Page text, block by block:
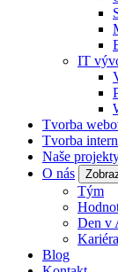
IT
Tvorba
Tvorba
Naše
O nás
Tým
Den v
Kariéra
Blog